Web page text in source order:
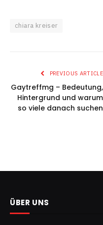
chiara kreiser
PREVIOUS ARTICLE
Gaytreffmg – Bedeutung,
Hintergrund und warum
so viele danach suchen
ÜBER UNS